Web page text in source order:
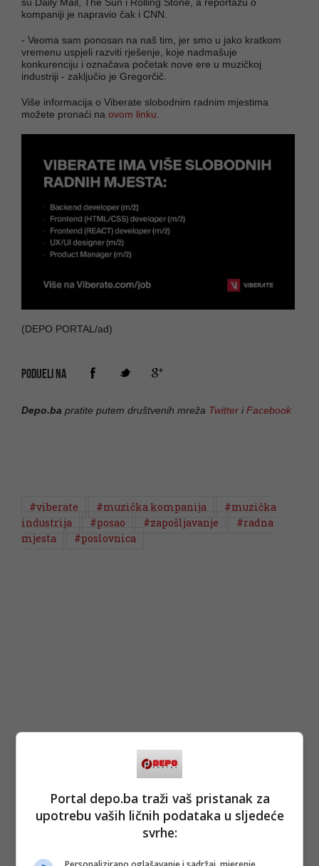
kompaniji je napravio čak i CNN.
- Veoma sam ponosan na naš tim, jer smo u jako kratkom
vremenu uspjeli razviti rješenje, koje nadmašuje
konkurenciju i označava početak nove ere u muzičkoj
industriji - zaključio je Gregorčič.
Više informacija o Viberate slobodnim radnim mjestima
možete pronaći na ovom linku
(DEPO PORTAL/ad)
PODIJELI NA
Depo.ba pratite putem društvenih mreža Twitter iFacebook
#viberate #muzička kompanija
#muzička
industrija
#posao #zapošljavanje
#radna
mjesta
#poslovnica
Portal depo.ba traži vaš pristanak za
upotrebu vaših ličnih podataka u sljedeće
svrhe: